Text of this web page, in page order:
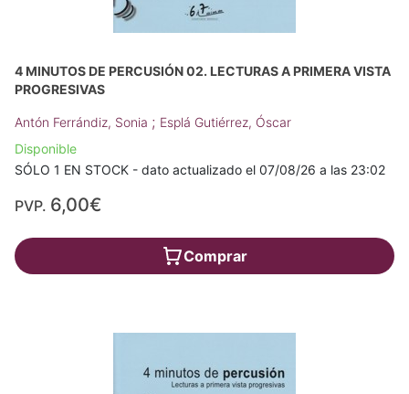
4 MINUTOS DE PERCUSIÓN 02. LECTURAS A PRIMERA VISTA
PROGRESIVAS
Antón Ferrándiz, Sonia ; Esplá Gutiérrez, Óscar
Disponible
SÓLO 1 EN STOCK - dato actualizado el 07/08/26 a las 23:02
PVP. 6,00€
Comprar